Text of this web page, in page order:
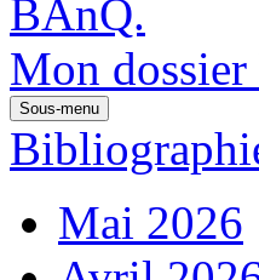
Mon dossier
Sous-menu
Mai 2026